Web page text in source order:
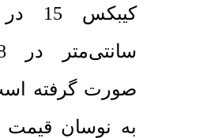
صورت گرفته
به نوسان قیمت